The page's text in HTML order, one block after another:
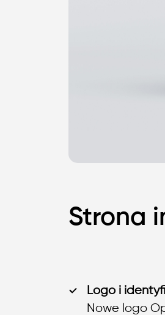
Strona
Logo i
Nowe logo